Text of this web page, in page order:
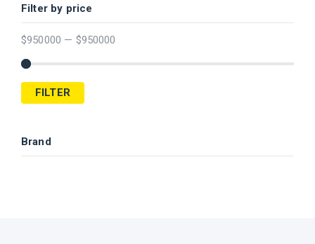
Filter by price
$950000 — $950000
FILTER
Brand